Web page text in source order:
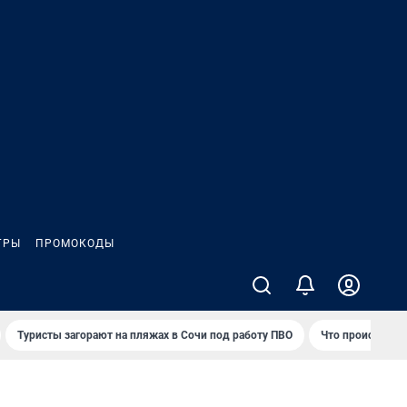
ПРОМОКОДЫ
Туристы загорают на пляжах в Сочи под работу ПВО Что происходит